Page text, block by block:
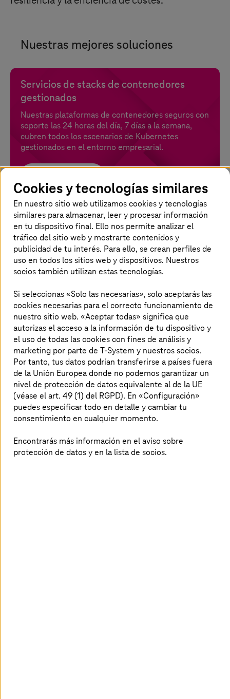
Nuestras mejores soluciones
Servicios de stacks de contenedores
gestionados
Nuestras plataformas de contenedores seguros con
soporte las 24 horas del día, 7 días a la semana,
cubren todos los escenarios de Kubernetes
gestionados en el entorno empresarial.
Collaboration Services
Prepara a los empleados de forma rápida y segura
para el trabajo tanto desde casa como desde fuera
de ella con un software colaborativo.
Mainframe & Cloud Transformation
¿La estrategia cloud de tu empresa encaja bien con
la situación del entorno de mainframe?
Más información
Modernización de Mainframe 2.0
COBOL y sistemas legacy a arquitecturas cloud con
menos riesgo, más agilidad y menor coste.
Cookies y tecnologías similares
En nuestro sitio web utilizamos cookies y tecnologías
similares para almacenar, leer y procesar información
en tu dispositivo final. Ello nos permite analizar el
tráfico del sitio web y mostrarte contenidos y
publicidad de tu interés. Para ello, se crean perfiles de
uso en todos los sitios web y dispositivos. Nuestros
socios también utilizan estas tecnologías.
Si seleccionas «Solo las necesarias», solo aceptarás las
cookies necesarias para el correcto funcionamiento de
nuestro sitio web. «Aceptar todas» significa que
autorizas el acceso a la información de tu dispositivo y
el uso de todas las cookies con fines de análisis y
marketing por parte de T-System y nuestros socios.
Por tanto, tus datos podrían transferirse a países fuera
de la Unión Europea donde no podemos garantizar un
nivel de protección de datos equivalente al de la UE
(véase el art. 49 (1) del RGPD). En «Configuración»
puedes especificar todo en detalle y cambiar tu
consentimiento en cualquier momento.
Encontrarás más información en el aviso sobre
protección de datos y en la lista de socios.